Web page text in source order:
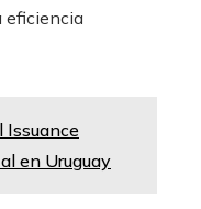
eficiencia
en Uruguay